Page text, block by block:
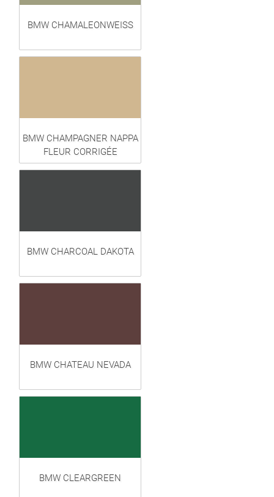
BMW CHAMALEONWEISS
BMW CHAMPAGNER NAPPA
FLEUR CORRIGÉE
BMW CHARCOAL DAKOTA
BMW CHATEAU NEVADA
BMW CLEARGREEN